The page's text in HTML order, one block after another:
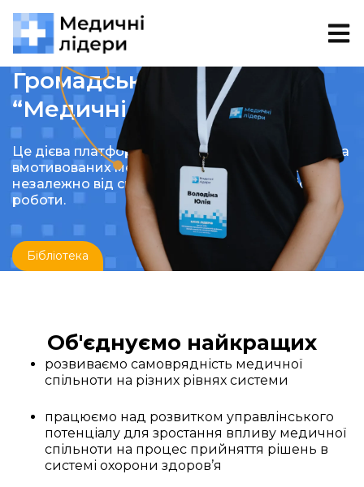
Громадська організація
“Медичні лідери”
Це дієва платформа для об’єднання активних та
вмотивованих медичних фахівців та фахівцинь,
незалежно від спеціалізації, посади чи місця
роботи.
Бібліотека
Об'єднуємо найкращих
розвиваємо самоврядність медичної
спільноти на різних рівнях системи
працюємо над розвитком управлінського
потенціалу для зростання впливу медичної
спільноти на процес прийняття рішень в
системі охорони здоров’я